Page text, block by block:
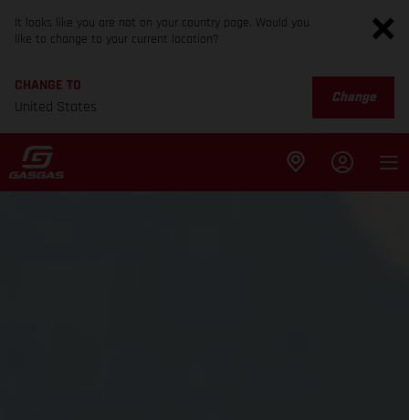
It looks like you are not on your country page. Would you
like to change to your current location?
CHANGE TO
United States
Change